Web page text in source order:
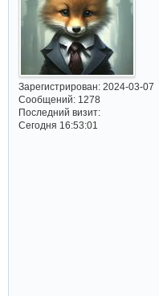
Зарегистрирован: 2024-03-07
Сообщений:1278
Последний визит:
Сегодня 16:53:01